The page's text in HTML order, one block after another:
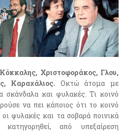
Χριστοφοράκος, Γλου,
Καραχάλιος. Οκτώ άτομα με
σκάνδαλα και φυλακές. Τι κοινό
να πει κάποιος ότι το κοινό
οι φυλακές και τα σοβαρά ποινικά
από υπεξαίρεση